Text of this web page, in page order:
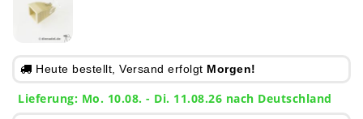
Heute bestellt, Versand erfolgt Morgen!
Lieferung: Mo. 10.08. - Di. 11.08.26 nach Deutschland